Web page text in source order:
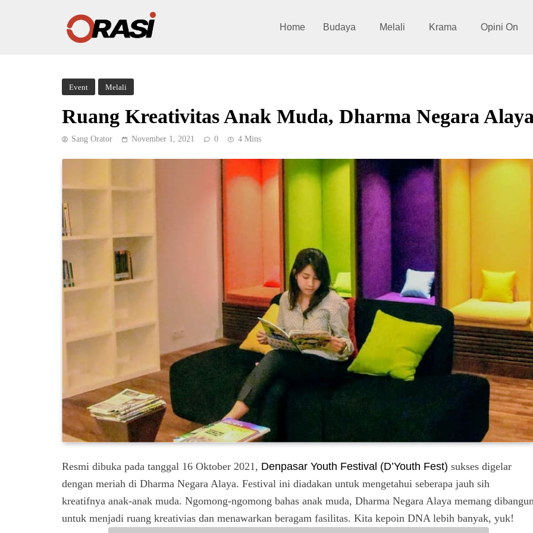
Home Budaya Melali Krama Opini On
Event Melali
Ruang Kreativitas Anak Muda, Dharma Negara
Sang Orator November 1, 2021 0 4 Mins
Resmi dibuka pada tanggal 16 Oktober 2021, Denpasar Youth Festival (D’Youth Fest) sukses digelar
dengan meriah di Dharma Negara Alaya. Festival ini diadakan untuk mengetahui seberapa jauh sih
kreatifnya anak-anak muda. Ngomong-ngomong bahas anak muda, Dharma Negara Alaya memang
untuk menjadi ruang kreativias dan menawarkan beragam fasilitas. Kita kepoin DNA lebih banyak, yuk!